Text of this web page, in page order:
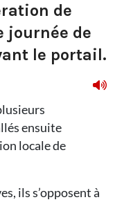
de
journée de
le portail.
ensuite
locale de
ils s’opposent à